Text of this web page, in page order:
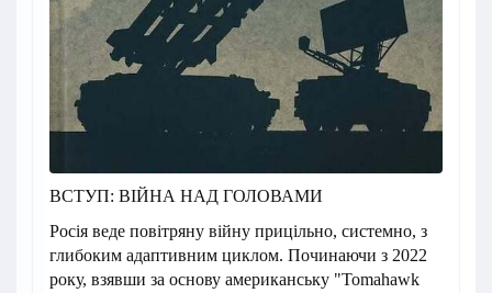
ВСТУП: ВІЙНА НАД ГОЛОВАМИ
Росія веде повітряну війну прицільно, системно, з
глибоким адаптивним циклом. Починаючи з 2022
року, взявши за основу американську "Tomahawk